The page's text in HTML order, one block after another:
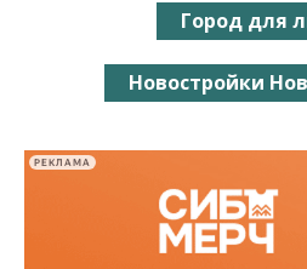
Город для
Новостройки
РЕКЛАМА